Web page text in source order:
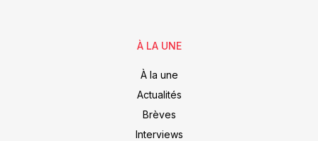
À LA UNE
À la une
Actualités
Brèves
Interviews